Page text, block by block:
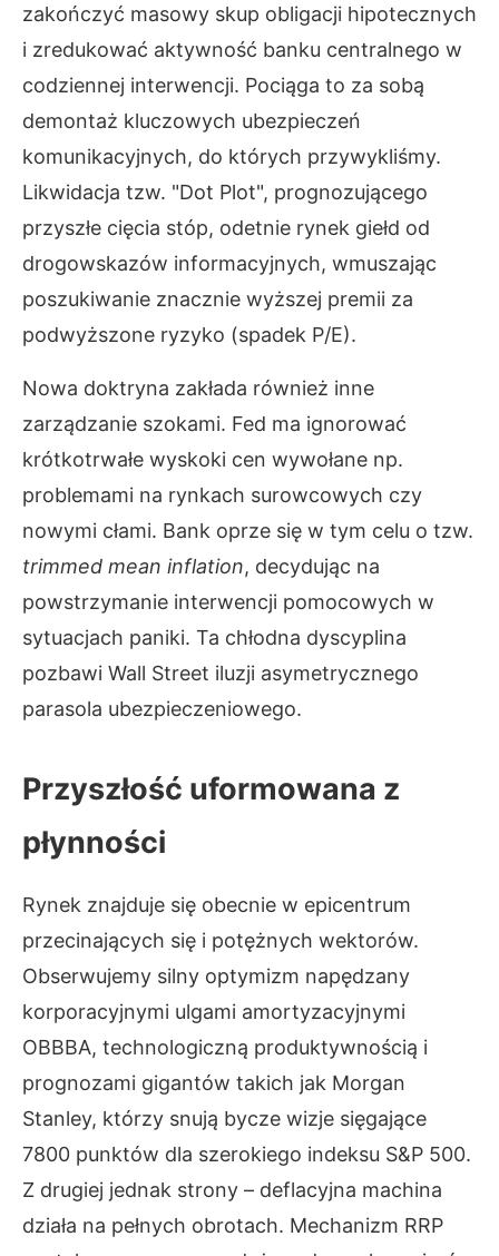
zakończyć masowy skup obligacji hipotecznych
i zredukować aktywność banku centralnego w
codziennej interwencji. Pociąga to za sobą
demontaż kluczowych ubezpieczeń
komunikacyjnych, do których przywykliśmy.
Likwidacja tzw. "Dot Plot", prognozującego
przyszłe cięcia stóp, odetnie rynek giełd od
drogowskazów informacyjnych, wmuszając
poszukiwanie znacznie wyższej premii za
podwyższone ryzyko (spadek P/E).
Nowa doktryna zakłada również inne
zarządzanie szokami. Fed ma ignorować
krótkotrwałe wyskoki cen wywołane np.
problemami na rynkach surowcowych czy
nowymi cłami. Bank oprze się w tym celu o tzw.
trimmed mean inflation, decydując na
powstrzymanie interwencji pomocowych w
sytuacjach paniki. Ta chłodna dyscyplina
pozbawi Wall Street iluzji asymetrycznego
parasola ubezpieczeniowego.
Przyszłość uformowana z
płynności
Rynek znajduje się obecnie w epicentrum
przecinających się i potężnych wektorów.
Obserwujemy silny optymizm napędzany
korporacyjnymi ulgami amortyzacyjnymi
OBBBA, technologiczną produktywnością i
prognozami gigantów takich jak Morgan
Stanley, którzy snują bycze wizje sięgające
7800 punktów dla szerokiego indeksu S&P 500.
Z drugiej jednak strony – deflacyjna machina
działa na pełnych obrotach. Mechanizm RRP